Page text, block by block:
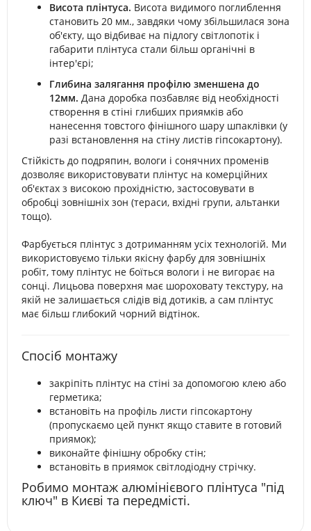
Висота плінтуса. Висота видимого поглиблення
становить 20 мм., завдяки чому збільшилася зона
об'єкту, що відбиває на підлогу світлопотік і
габарити плінтуса стали більш органічні в
інтер'єрі;
Глибина залягання профілю зменшена до
12мм. Дана доробка позбавляє від необхідності
створення в стіні глибших приямків або
нанесення товстого фінішного шару шпаклівки (у
разі встановлення на стіну листів гіпсокартону).
Стійкість до подряпин, вологи і сонячних променів
дозволяє використовувати плінтус на комерційних
об'єктах з високою прохідністю, застосовувати в
обробці зовнішніх зон (тераси, вхідні групи, альтанки
тощо).
Фарбується плінтус з дотриманням усіх технологій. Ми
використовуємо тільки якісну фарбу для зовнішніх
робіт, тому плінтус не боїться вологи і не вигорає на
сонці. Лицьова поверхня має шороховату текстуру, на
якій не залишається слідів від дотиків, а сам плінтус
має більш глибокий чорний відтінок.
Спосіб монтажу
закріпіть плінтус на стіні за допомогою клею або
герметика;
встановіть на профіль листи гіпсокартону
(пропускаємо цей пункт якщо ставите в готовий
приямок);
виконайте фінішну обробку стін;
встановіть в приямок світлодіодну стрічку.
Робимо монтаж алюмінієвого плінтуса "під
ключ" в Києві та передмісті.